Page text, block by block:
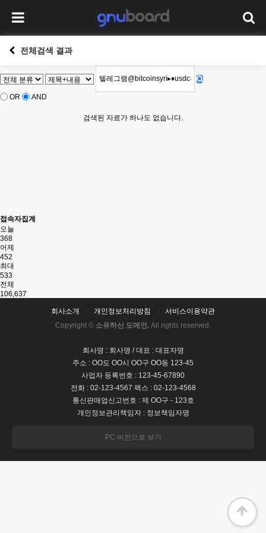
전체검색 결과
OR AND
검색된 자료가 하나도 없습니다.
접속자집계
오늘
368
어제
452
최대
533
전체
106,637
회사소개 개인정보처리방침
서비스이용약관
Copyright © 소유하신 도메인. All rights reserved.
회사명 : 회사명 / 대표 : 대표자명
주소 : OO도 OO시 OO구 OO동 123-45
사업자 등록번호 : 123-45-67890
전화 : 02-123-4567 팩스 : 02-123-4568
통신판매업신고번호 : 제 OO구 - 123호
개인정보관리책임자 : 정보책임자명
PC 버전으로 보기